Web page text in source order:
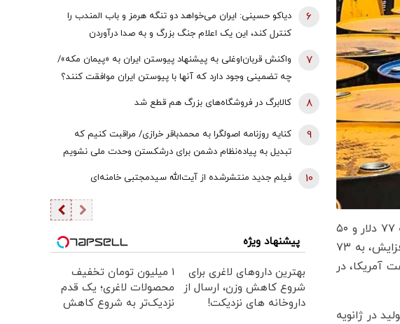
به گزارش اقتصادنیوز به نقل از ایسنا، بهای معاملات نفت برنت با ۴۰ سنت معادل ۰.۵۴ درصد افزایش، به ۷۷ دلار و ۵۰
سنت در هر بشکه رسید. بهای معاملات وست تگزاس اینترمدیت آمریکا، با ۳۴ سنت معادل ۰.۴۶ درصد افزایش، به ۷۳
قیمت خود از ۹ ژانویه و شاخص نفت آمریکا، در
در ژانویه
متجاهر از مراکز فقط یک بهانه است
دیاکو حسینی: ایران می‌خواهد دو تنگه هرمز و باب المندب را
کنترل کند، این یک اعلام جنگ بزرگ و به صدا درآوردن
6
واکنش قربان‌اوغلی به پیشنهاد پیوستن ایران به «پیمان مکه»/
چه تضمینی وجود دارد که آنها با پیوستن ایران موافقت کنند؟
7
کالابرگ در فروشگاه‌های بزرگ هم قطع شد 8
کنایه روزنامه اصولگرا به محمدباقر خرازی/ مراقبت کنیم که
تبدیل به پیاده‌نظام دشمن برای درشکستن وحدت ملی نشویم
9
فیلم جدید منتشرشده از آیت‌الله سیدمجتبی خامنه‌ای 10
پیشنهاد ویژه
بهترین داروهای لاغری برای
شروع کاهش وزن، ارسال از
داروخانه های نزدیکت!
۱ میلیون تومان تخفیف
محصولات لاغری؛ یک قدم
نزدیک‌تر به شروع کاهش